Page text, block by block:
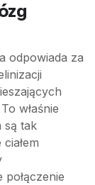
odpowiada za
właśnie
są tak